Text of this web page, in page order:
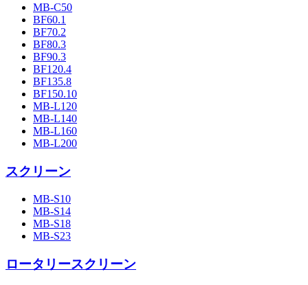
MB-C50
BF60.1
BF70.2
BF80.3
BF90.3
BF120.4
BF135.8
BF150.10
MB-L120
MB-L140
MB-L160
MB-L200
スクリーン
MB-S10
MB-S14
MB-S18
MB-S23
ロータリースクリーン